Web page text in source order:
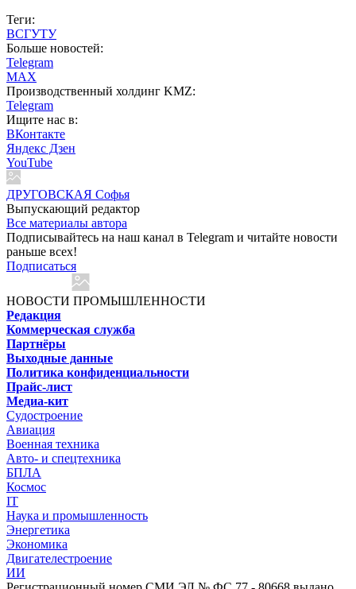
Теги:
ВСГУТУ
Больше новостей:
Telegram
MAX
Производственный холдинг KMZ:
Telegram
Ищите нас в:
ВКонтакте
Яндекс Дзен
YouTube
ДРУГОВСКАЯ Софья
Выпускающий редактор
Все материалы автора
Подписывайтесь на наш канал в Telegram и читайте новости
раньше всех!
Подписаться
НОВОСТИ ПРОМЫШЛЕННОСТИ
Редакция
Коммерческая служба
Партнёры
Выходные данные
Политика конфиденциальности
Прайс-лист
Медиа-кит
Судостроение
Авиация
Военная техника
Авто- и спецтехника
БПЛА
Космос
IT
Наука и промышленность
Энергетика
Экономика
Двигателестроение
ИИ